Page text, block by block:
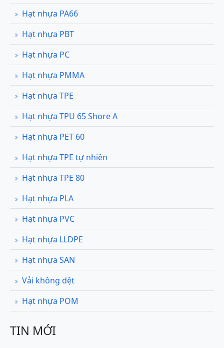
Hạt nhựa PA66
Hạt nhựa PBT
Hạt nhựa PC
Hạt nhựa PMMA
Hạt nhựa TPE
Hạt nhựa TPU 65 Shore A
Hạt nhựa PET 60
Hạt nhựa TPE tự nhiên
Hạt nhựa TPE 80
Hạt nhựa PLA
Hạt nhựa PVC
Hạt nhựa LLDPE
Hạt nhựa SAN
Vải không dệt
Hạt nhựa POM
TIN MỚI